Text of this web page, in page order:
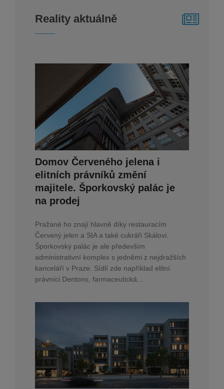
Reality aktuálně
Domov Červeného jelena i
elitních právníků změní
majitele. Šporkovský palác je
na prodej
Pražané ho znají hlavně díky restauracím
Červený jelen a SIA a také cukráři Skálovi.
Šporkovský palác je ale především
administrativní komplex s jedněmi z nejdražších
kanceláří v Praze. Sídlí zde například elitní
právníci Dentons, farmaceutická...